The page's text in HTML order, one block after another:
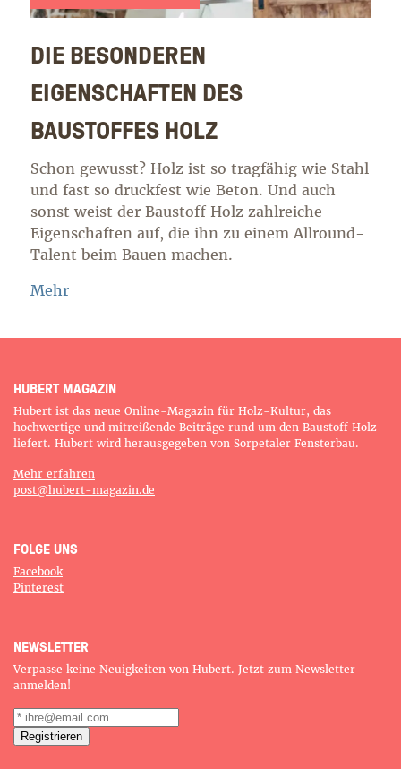
DIE BESONDEREN
EIGENSCHAFTEN DES
BAUSTOFFES HOLZ
Schon gewusst? Holz ist so tragfähig wie Stahl
und fast so druckfest wie Beton. Und auch
sonst weist der Baustoff Holz zahlreiche
Eigenschaften auf, die ihn zu einem Allround-
Talent beim Bauen machen.
Mehr
HUBERT MAGAZIN
Hubert ist das neue Online-Magazin für Holz-Kultur, das
hochwertige und mitreißende Beiträge rund um den Baustoff Holz
liefert. Hubert wird herausgegeben von Sorpetaler Fensterbau.
Mehr erfahren
post@hubert-magazin.de
FOLGE UNS
Facebook
Pinterest
NEWSLETTER
Verpasse keine Neuigkeiten von Hubert. Jetzt zum Newsletter
anmelden!NICHTS VERPASSEN!
Du willst regelmäßig die neuesten Hubert-